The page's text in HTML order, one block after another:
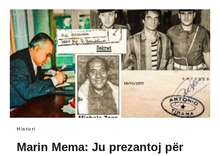
Histori
Marin Mema: Ju prezantoj për